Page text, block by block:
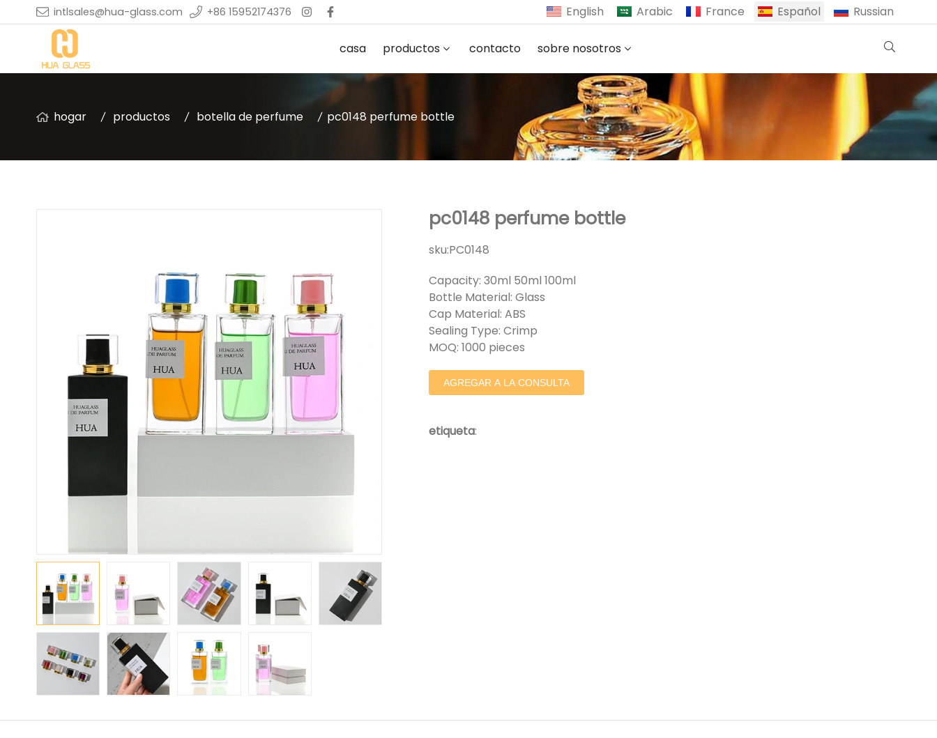
intlsales@hua-glass.com +86 15952174376 English Arabic France Español Russian
casa productos contacto sobre nosotros
hogar productos botella de perfume pc0148 perfume bottle
pc0148 perfume bottle
sku:PC0148
Capacity: 30ml 50ml 100ml
Bottle Material: Glass
Cap Material: ABS
Sealing Type: Crimp
MOQ: 1000 pieces
AGREGAR A LA CONSULTA
etiqueta: